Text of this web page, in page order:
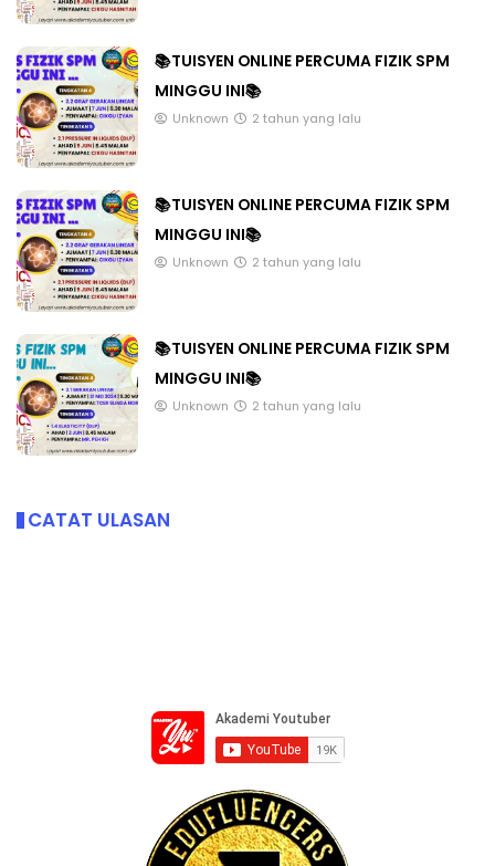
📚TUISYEN ONLINE PERCUMA FIZIK SPM
MINGGU INI📚
Unknown 2 tahun yang lalu
📚TUISYEN ONLINE PERCUMA FIZIK SPM
MINGGU INI📚
Unknown 2 tahun yang lalu
📚TUISYEN ONLINE PERCUMA FIZIK SPM
MINGGU INI📚
Unknown 2 tahun yang lalu
CATAT ULASAN